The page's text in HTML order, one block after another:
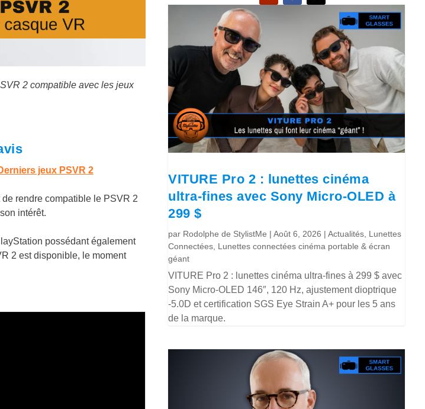
2 compatible avec les jeux
jeux PSVR 2
rendre compatible le PSVR 2
intérêt.
possédant également
2 est disponible, le moment
VITURE Pro 2 : lunettes cinéma
ultra-fines avec Sony Micro-OLED à
299 $
par Rodolphe de StylistMe |Août 6, 2026 |Actualités Lunettes
Connectées Lunettes connectées cinéma portable & écran
géant
VITURE Pro 2 : lunettes cinéma ultra-fines à 299 $ avec
Sony Micro-OLED 146″, 120 Hz, ajustement dioptrique
-5.0D et certification SGS Eye Strain A+ pour les 5 ans
de la marque.